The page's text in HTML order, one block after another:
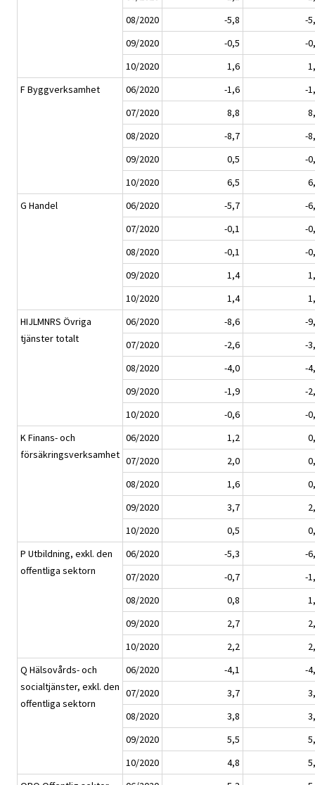
08/2020
-5,8
-
09/2020
-0,5
-
10/2020
1,6
F Byggverksamhet
06/2020 -1,6
-
07/2020
8,8
08/2020
-8,7
-
09/2020
0,5
-
10/2020
6,5
G Handel
06/2020 -5,7
-
07/2020
-0,1
-
08/2020
-0,1
-
09/2020
1,4
10/2020
1,4
HIJLMNRS Övriga
tjänster totalt
06/2020 -8,6
-
07/2020
-2,6
-
08/2020
-4,0
-
09/2020
-1,9
-
10/2020
-0,6
-
K Finans- och
försäkringsverksamhet
06/2020 1,2
07/2020
2,0
08/2020
1,6
09/2020
3,7
10/2020
0,5
P Utbildning, exkl. den
offentliga sektorn
06/2020 -5,3
-
07/2020
-0,7
-
08/2020
0,8
09/2020
2,7
10/2020
2,2
Q Hälsovårds- och
socialtjänster, exkl. den
offentliga sektorn
06/2020 -4,1
-
07/2020
3,7
08/2020
3,8
09/2020
5,5
10/2020
4,8